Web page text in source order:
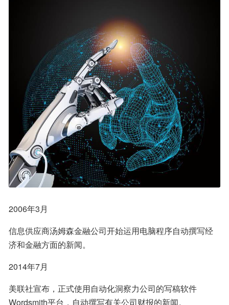
2006年3月
信息供应商汤姆森金融公司开始运用电脑程序自动撰写经
济和金融方面的新闻。
2014年7月
美联社宣布，正式使用自动化洞察力公司的写稿软件
Wordsmith平台，自动撰写有关公司财报的新闻。